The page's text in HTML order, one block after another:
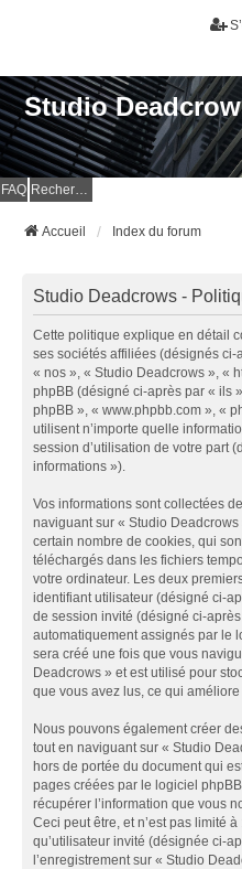
Studio
FAQ Rechercher
Accueil Index du forum
Studio Deadcrows -
Cette politique explique en détail
ses sociétés affiliées (désignés ci-
« nos », « Studio Deadcrows », «
phpBB (désigné ci-après par « ils
phpBB », « www.phpbb.com », «
utilisent n’importe quelle
session d’utilisation de votre part
informations »).
Vos informations sont collectées
naviguant sur « Studio
certain nombre de cookies, qui
téléchargés dans les fichiers
votre ordinateur. Les deux
identifiant utilisateur (désigné ci-
de session invité (désigné ci-
automatiquement assignés par le
sera créé une fois que vous
Deadcrows » et est utilisé pour
que vous avez lus, ce qui
Nous pouvons également créer
tout en naviguant sur « Studio
hors de portée du document qui
pages créées par le logiciel
récupérer l’information que vous
Ceci peut être, et n’est pas limité
qu’utilisateur invité (désignée ci-
l’enregistrement sur « Studio